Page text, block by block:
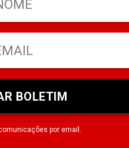
BOLETIM
por email.